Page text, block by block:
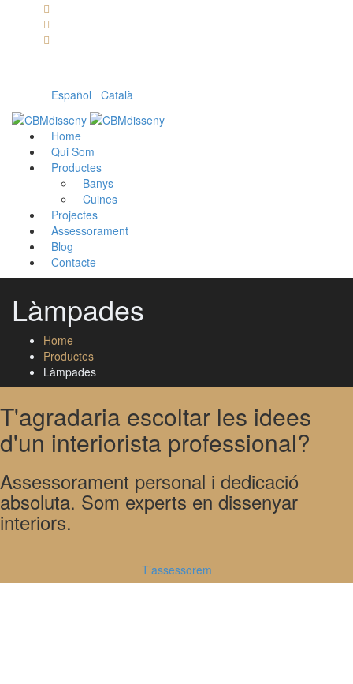
Español Català
Home
Qui Som
Productes
Banys
Cuines
Projectes
Assessorament
Blog
Contacte
Làmpades
Home
Productes
Làmpades
T'agradaria escoltar les idees
d'un interiorista professional?
Assessorament personal i dedicació
absoluta. Som experts en dissenyar
interiors.
T’assessorem